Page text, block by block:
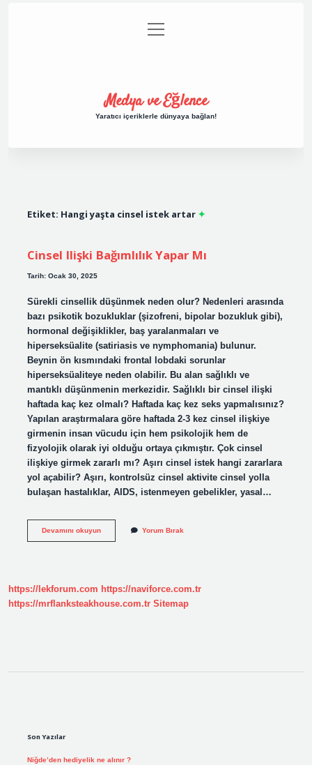
Gizlilik Politikası
menüyü
aç
Medya ve Eğlence
Yaratıcı içeriklerle dünyaya bağlan!
Etiket: Hangi yaşta cinsel istek artar
Cinsel Ilişki Bağımlılık Yapar Mı
Tarih: Ocak 30, 2025
Sürekli cinsellik düşünmek neden olur? Nedenleri arasında
bazı psikotik bozukluklar (şizofreni, bipolar bozukluk gibi),
hormonal değişiklikler, baş yaralanmaları ve
hiperseksüalite (satiriasis ve nymphomania) bulunur.
Beynin ön kısmındaki frontal lobdaki sorunlar
hiperseksüaliteye neden olabilir. Bu alan sağlıklı ve
mantıklı düşünmenin merkezidir. Sağlıklı bir cinsel ilişki
haftada kaç kez olmalı? Haftada kaç kez seks yapmalısınız?
Yapılan araştırmalara göre haftada 2-3 kez cinsel ilişkiye
girmenin insan vücudu için hem psikolojik hem de
fizyolojik olarak iyi olduğu ortaya çıkmıştır. Çok cinsel
ilişkiye girmek zararlı mı? Aşırı cinsel istek hangi zararlara
yol açabilir? Aşırı, kontrolsüz cinsel aktivite cinsel yolla
bulaşan hastalıklar, AIDS, istenmeyen gebelikler, yasal…
Devamını okuyunCinsel
Yorum Bırak
https://lekforum.com https://naviforce.com.tr
https://mrflanksteakhouse.com.tr Sitemap
Son Yazılar
Niğde’den hediyelik ne alınır ?